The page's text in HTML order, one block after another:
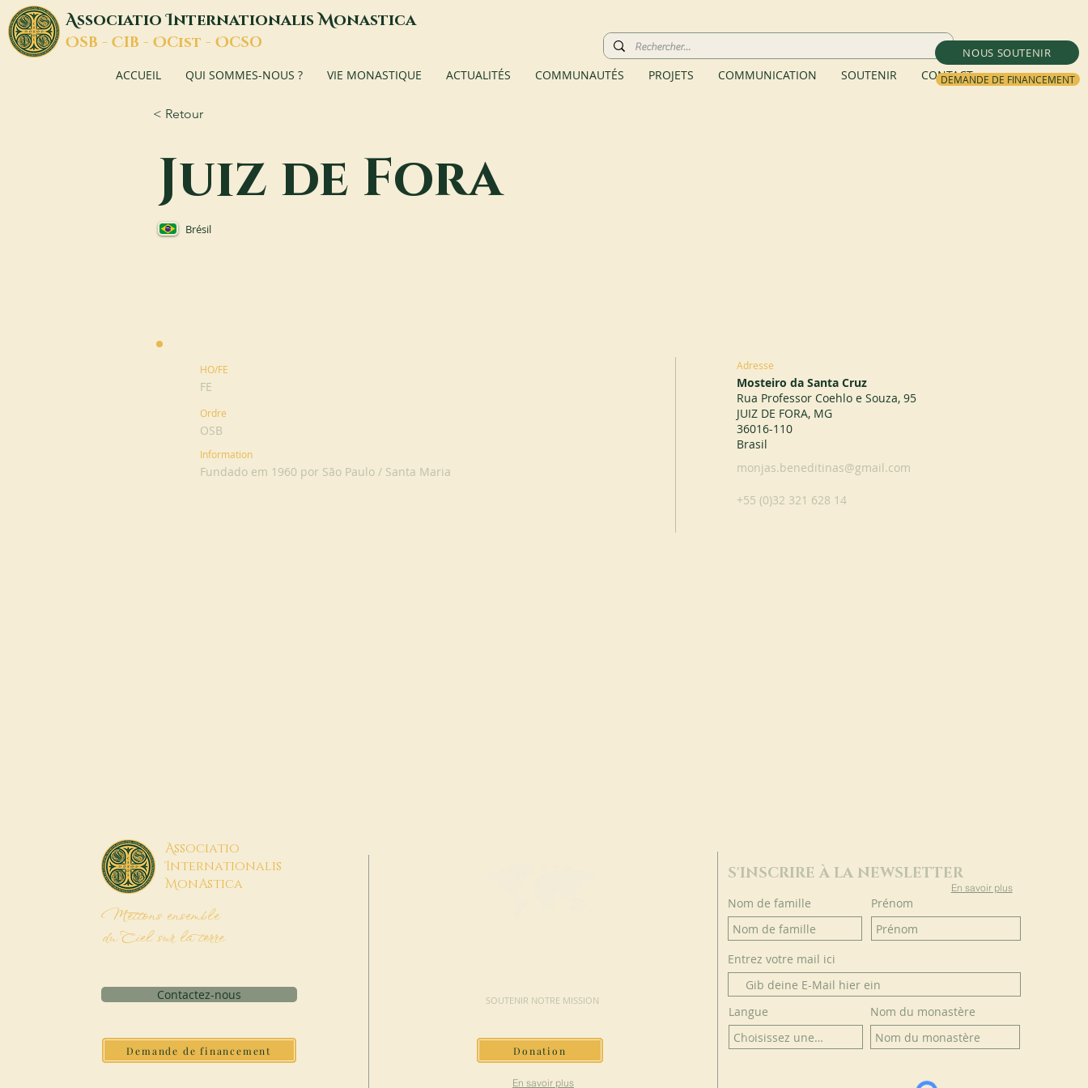
NOUS SOUTENIR
DEMANDE DE FINANCEMENT
AssociatioInternationalisMonastica
OSB - CIB - OCist - OCSO
ACCUEIL QUI SOMMES-NOUS ? VIE MONASTIQUE ACTUALITÉS COMMUNAUTÉS PROJETS COMMUNICATION SOUTENIR CONTACT
< Retour
Juiz de Fora
Brésil
HO/FE
FE
Ordre
OSB
Information
Fundado em 1960 por São Paulo / Santa Maria
Adresse
Mosteiro da Santa Cruz
Rua Professor Coehlo e Souza, 95
JUIZ DE FORA, MG
36016-110
Brasil
monjas.beneditinas@gmail.com
+55 (0)32 321 628 14
Associatio
Internationalis
MonAstica
Mettons ensemble
du Ciel sur la terre
Contactez-nous
Demande de financement
SOUTENIR NOTRE MISSION
Donation
En savoir plus
S'INSCRIRE À LA NEWSLETTER
En savoir plus
Nom de famille Prénom
Entrez votre mail ici
Langue Nom du monastère